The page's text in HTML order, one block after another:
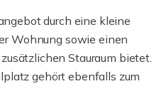
durch eine kleine
Wohnung sowie einen
Stauraum bietet.
gehört ebenfalls zum